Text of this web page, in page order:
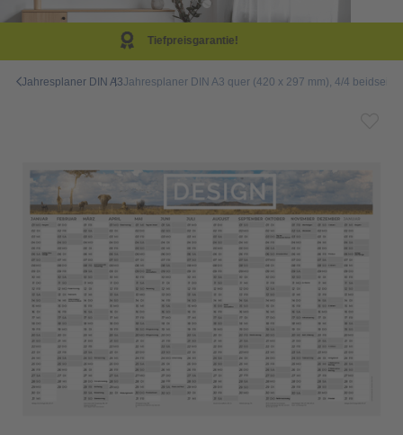
Same Day Produktion!
Jahresplaner DIN A3Jahresplaner DIN A3 quer (420 x 297 mm), 4/4 beidseitig